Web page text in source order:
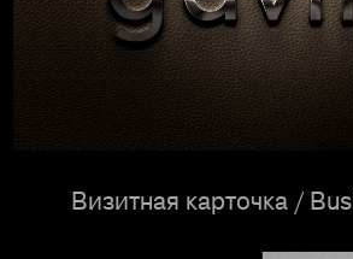
Визитная карточка /